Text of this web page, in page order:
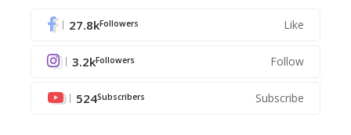
27.8kFollowers Like
3.2kFollowers Follow
524Subscribers Subscribe